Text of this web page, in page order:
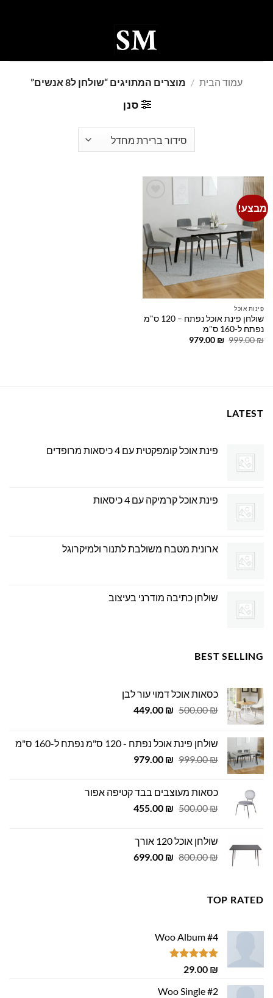
עמוד הבית / מוצרים המתויגים “שולחן ל8 אנשים”
סנן
מבצע!
פינות אוכל
שולחן פינת אוכל נפתח – 120 ס"מ
נפתח ל-160 ס"מ
999.00₪
המחיר
979.00 ₪
המחיר
LATEST
פינת אוכל קומפקטית עם 4 כיסאות מרופדים
פינת אוכל קרמיקה עם 4 כיסאות
ארונית מטבח משולבת לתנור ולמיקרוגל
שולחן כתיבה מודרני בעיצוב
BEST SELLING
כסאות אוכל דמוי עור לבן
500.00₪
המחיר
500.00 ₪.
449.00 ₪
המחיר
449.00 ₪.שולחן פינת אוכל נפתח - 120 ס"מ נפתח ל-160 ס"מ
999.00₪
המחיר
999.00 ₪.
979.00 ₪
המחיר
979.00 ₪.
כסאות מעוצבים בבד קטיפה אפור
500.00₪
המחיר
500.00 ₪.
455.00 ₪
המחיר
שולחן אוכל 120 אורך
800.00₪
המחיר
699.00 ₪
המחיר
TOP RATED
Woo Album #4
דורג5.00
29.00 ₪
Woo Single #2